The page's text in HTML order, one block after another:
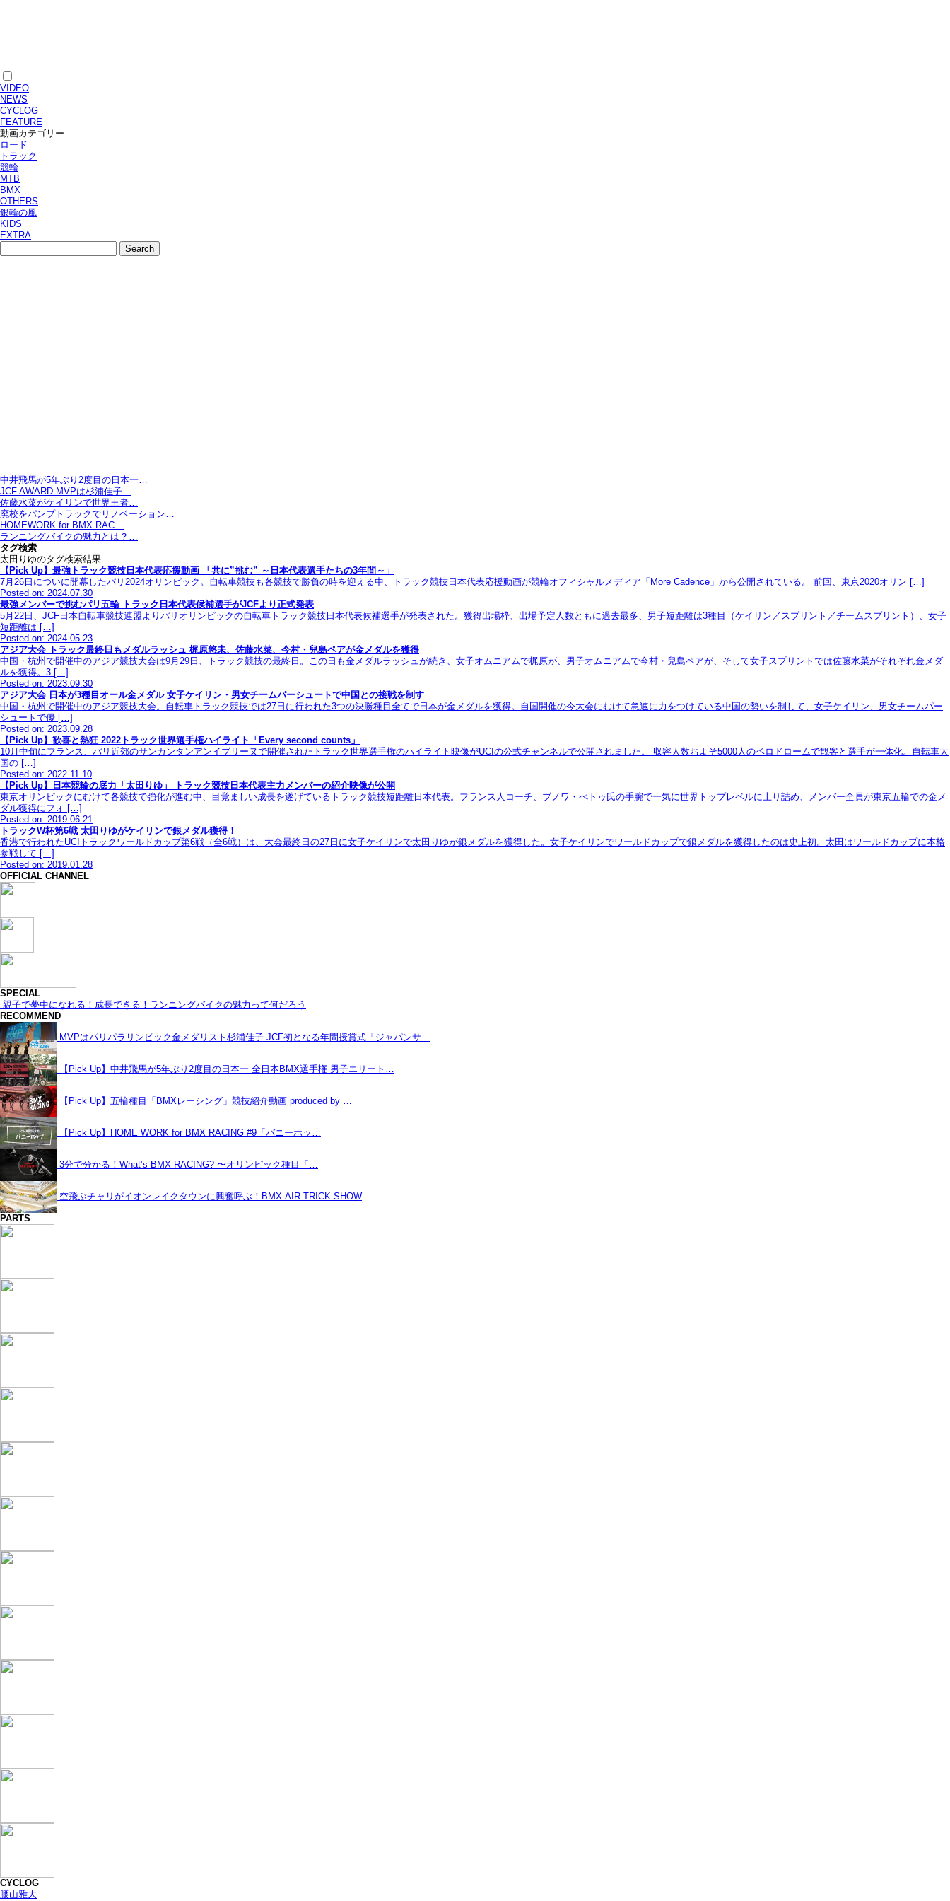
VIDEO
NEWS
CYCLOG
FEATURE
動画カテゴリー
ロード
トラック
競輪
MTB
BMX
OTHERS
銀輪の風
KIDS
EXTRA
中井飛馬が5年ぶり2度目の日本一…
JCF AWARD MVPは杉浦佳子…
佐藤水菜がケイリンで世界王者…
廃校をパンプトラックでリノベーション…
HOMEWORK for BMX RAC…
ランニングバイクの魅力とは？…
タグ検索
太田りゆのタグ検索結果
【Pick Up】最強トラック競技日本代表応援動画 「共に”挑む” ～日本代表選手たちの3年間～」
7月26日についに開幕したパリ2024オリンピック。自転車競技も各競技で勝負の時を迎える中、トラック競技日本代表応援動画が競輪オフィシャルメディア「More Cadence」から公開されている。 前回、東京2020オリン […]
Posted on: 2024.07.30
最強メンバーで挑むパリ五輪 トラック日本代表候補選手がJCFより正式発表
5月22日、JCF日本自転車競技連盟よりパリオリンピックの自転車トラック競技日本代表候補選手が発表された。獲得出場枠、出場予定人数ともに過去最多、男子短距離は3種目（ケイリン／スプリント／チームスプリント）、女子
短距離は […]
Posted on: 2024.05.23
アジア大会 トラック最終日もメダルラッシュ 梶原悠未、佐藤水菜、今村・兒島ペアが金メダルを獲得
中国・杭州で開催中のアジア競技大会は9月29日、トラック競技の最終日。この日も金メダルラッシュが続き、女子オムニアムで梶原が、男子オムニアムで今村・兒島ペアが、そして女子スプリントでは佐藤水菜がそれぞれ金メダ
ルを獲得。3 […]
Posted on: 2023.09.30
アジア大会 日本が3種目オール金メダル 女子ケイリン・男女チームパーシュートで中国との接戦を制す
中国・杭州で開催中のアジア競技大会。自転車トラック競技では27日に行われた3つの決勝種目全てで日本が金メダルを獲得。自国開催の今大会にむけて急速に力をつけている中国の勢いを制して、女子ケイリン、男女チームパー
シュートで優 […]
Posted on: 2023.09.28
【Pick Up】歓喜と熱狂 2022トラック世界選手権ハイライト「Every second counts」
10月中旬にフランス、パリ近郊のサンカンタンアンイブリーヌで開催されたトラック世界選手権のハイライト映像がUCIの公式チャンネルで公開されました。 収容人数およそ5000人のベロドロームで観客と選手が一体化。自転車大
国の […]
Posted on: 2022.11.10
【Pick Up】日本競輪の底力「太田りゆ」 トラック競技日本代表主力メンバーの紹介映像が公開
東京オリンピックにむけて各競技で強化が進む中、目覚ましい成長を遂げているトラック競技短距離日本代表。フランス人コーチ、ブノワ・べトゥ氏の手腕で一気に世界トップレベルに上り詰め、メンバー全員が東京五輪での金メ
ダル獲得にフォ […]
Posted on: 2019.06.21
トラックW杯第6戦 太田りゆがケイリンで銀メダル獲得！
香港で行われたUCIトラックワールドカップ第6戦（全6戦）は、大会最終日の27日に女子ケイリンで太田りゆが銀メダルを獲得した。女子ケイリンでワールドカップで銀メダルを獲得したのは史上初。太田はワールドカップに本格
参戦して […]
Posted on: 2019.01.28
OFFICIAL CHANNEL
SPECIAL
親子で夢中になれる！成長できる！ランニングバイクの魅力って何だろう
RECOMMEND
MVPはパリパラリンピック金メダリスト杉浦佳子 JCF初となる年間授賞式「ジャパンサ…
【Pick Up】中井飛馬が5年ぶり2度目の日本一 全日本BMX選手権 男子エリート…
【Pick Up】五輪種目「BMXレーシング」競技紹介動画 produced by …
【Pick Up】HOME WORK for BMX RACING #9「バニーホッ…
3分で分かる！What’s BMX RACING? 〜オリンピック種目「…
空飛ぶチャリがイオンレイクタウンに興奮呼ぶ！BMX-AIR TRICK SHOW
PARTS
CYCLOG
腰山雅大